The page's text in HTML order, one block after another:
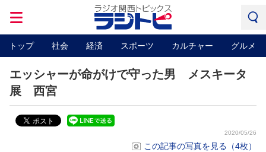
トップ 社会 経済 スポーツ カルチャー グルメ
エッシャーが命がけで守った男 メスキータ
展 西宮
2020/05/26
この記事の写真を見る（4枚）